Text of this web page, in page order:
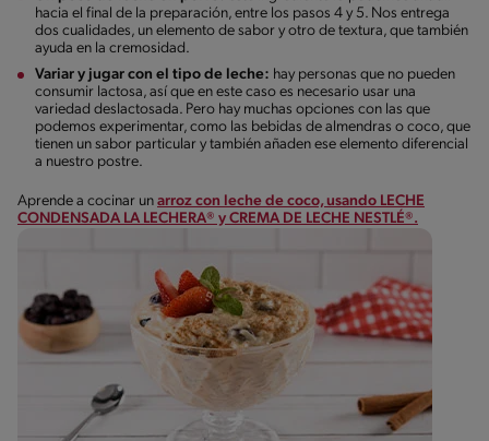
hacia el final de la preparación, entre los pasos 4 y 5. Nos entrega
dos cualidades, un elemento de sabor y otro de textura, que también
ayuda en la cremosidad.
Variar y jugar con el tipo de leche: hay personas que no pueden
consumir lactosa, así que en este caso es necesario usar una
variedad deslactosada. Pero hay muchas opciones con las que
podemos experimentar, como las bebidas de almendras o coco, que
tienen un sabor particular y también añaden ese elemento diferencial
a nuestro postre.
Aprende a cocinar un arroz con leche de coco, usando LECHE
CONDENSADA LA LECHERA® y CREMA DE LECHE NESTLÉ®.